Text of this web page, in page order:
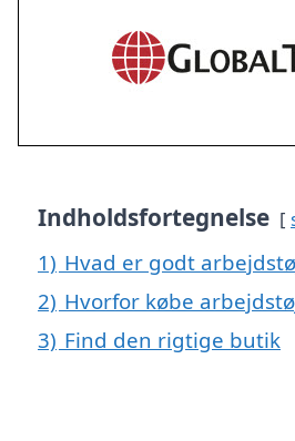
Indholdsfortegnelse
1) Hvad er godt
2) Hvorfor købe
3) Find den rigtige butik